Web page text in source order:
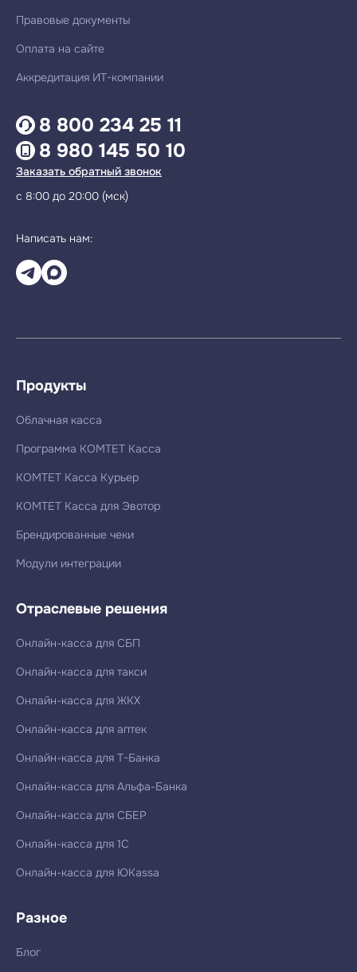
Правовые документы
Оплата на сайте
Аккредитация ИТ-компании
8 800 234 25 11
8 980 145 50 10
Заказать обратный звонок
с 8:00 до 20:00 (мск)
Написать нам:
Продукты
Облачная касса
Программа КОМТЕТ Касса
КОМТЕТ Касса Курьер
КОМТЕТ Касса для Эвотор
Брендированные чеки
Модули интеграции
Отраслевые решения
Онлайн-касса для СБП
Онлайн-касса для такси
Онлайн-касса для ЖКХ
Онлайн-касса для аптек
Онлайн-касса для Т-Банка
Онлайн-касса для Альфа-Банка
Онлайн-касса для СБЕР
Онлайн-касса для 1С
Онлайн-касса для ЮKassa
Разное
Блог